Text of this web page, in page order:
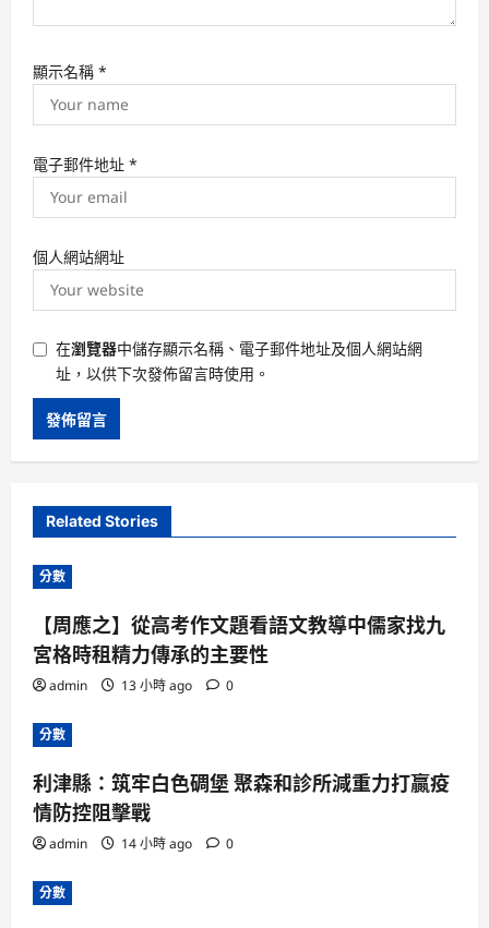
顯示名稱 *
電子郵件地址 *
個人網站網址
在瀏覽器中儲存顯示名稱、電子郵件地址及個人網站網
址，以供下次發佈留言時使用。
Related Stories
分數
【周應之】從高考作文題看語文教導中儒家找九
宮格時租精力傳承的主要性
admin 13 小時 ago 0
分數
利津縣：筑牢白色碉堡 聚森和診所減重力打贏疫
情防控阻擊戰
admin 14 小時 ago 0
分數